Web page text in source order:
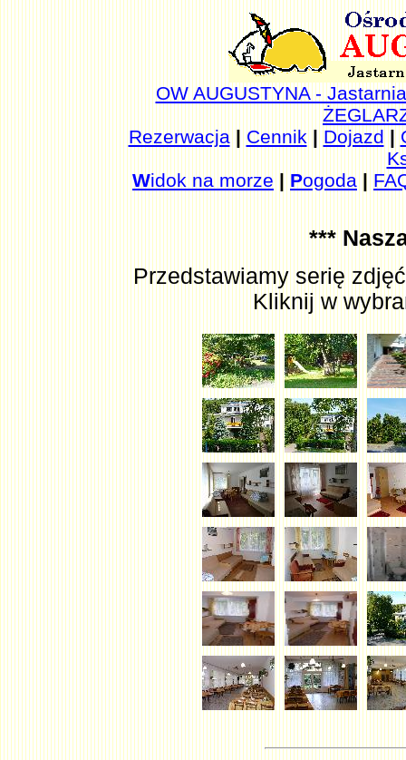
OW AUGUSTYNA - Jastarnia
Rezerwacja | Cennik | Dojazd |
Widok na morze | Pogoda |
***
Przedstawiamy serię
Kliknij w